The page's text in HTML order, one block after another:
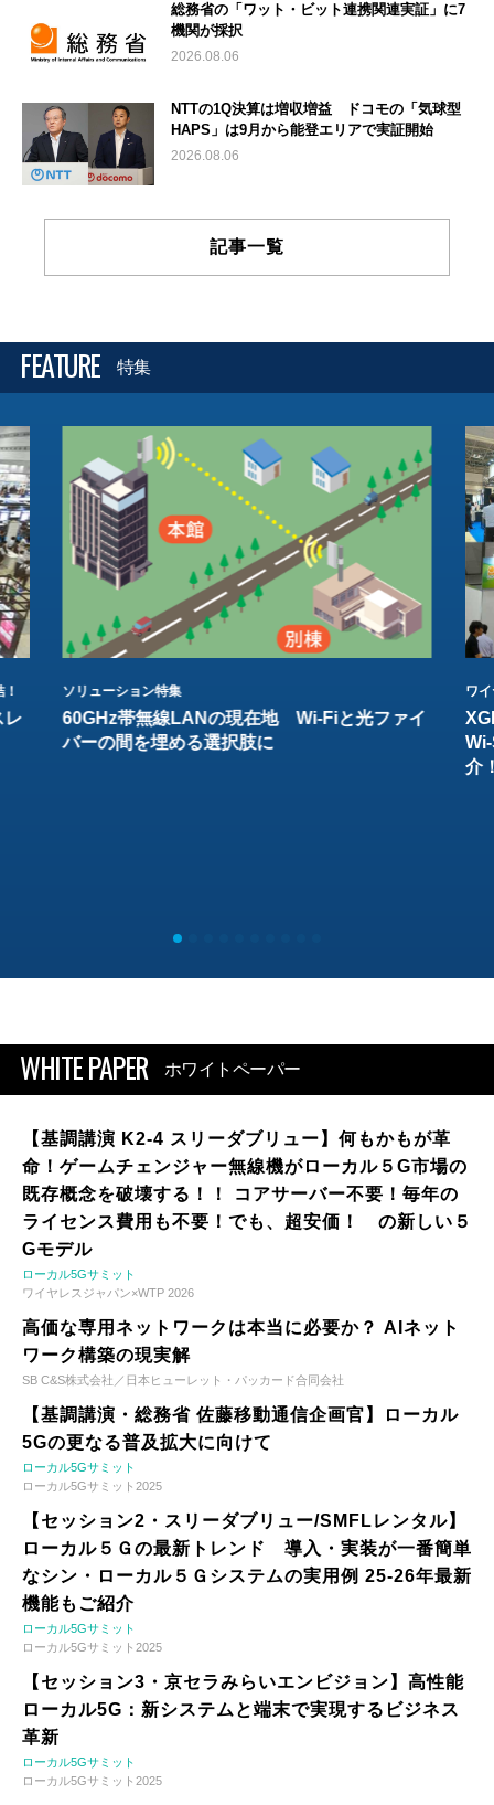
総務省の「ワット・ビット連携関連実証」に7
機関が採択
2026.08.06
NTTの1Q決算は増収増益 ドコモの「気球型
HAPS」は9月から能登エリアで実証開始
2026.08.06
記事一覧
FEATURE 特集
レ
ソリューション特集
60GHz帯無線LANの現在地 Wi-Fiと光ファイ
バーの間を埋める選択肢に
ワ
介
WHITE PAPER ホワイトペーパー
【基調講演 K2-4 スリーダブリュー】何もかもが革
命！ゲームチェンジャー無線機がローカル５G市場の
既存概念を破壊する！！ コアサーバー不要！毎年の
ライセンス費用も不要！でも、超安価！ の新しい５
Gモデル
ローカル5Gサミット
ワイヤレスジャパン×WTP 2026
高価な専用ネットワークは本当に必要か？ AIネット
ワーク構築の現実解
SB C&S株式会社／日本ヒューレット・パッカード合同会社
【基調講演・総務省 佐藤移動通信企画官】ローカル
5Gの更なる普及拡大に向けて
ローカル5Gサミット
ローカル5Gサミット2025
【セッション2・スリーダブリュー/SMFLレンタル】
ローカル５Ｇの最新トレンド 導入・実装が一番簡単
なシン・ローカル５Ｇシステムの実用例 25-26年最新
機能もご紹介
ローカル5Gサミット
ローカル5Gサミット2025
【セッション3・京セラみらいエンビジョン】高性能
ローカル5G：新システムと端末で実現するビジネス
革新
ローカル5Gサミット
ローカル5Gサミット2025